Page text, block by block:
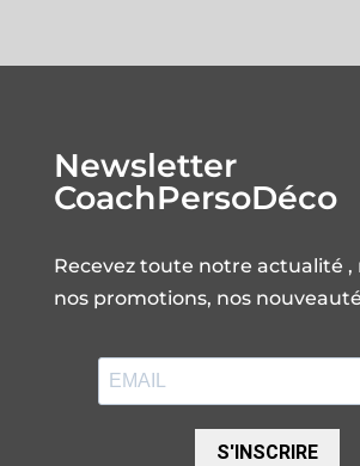
Newsletter
CoachPersoDéco
Recevez toute notre actualité ,
nos promotions, nos
S'INSCRIRE